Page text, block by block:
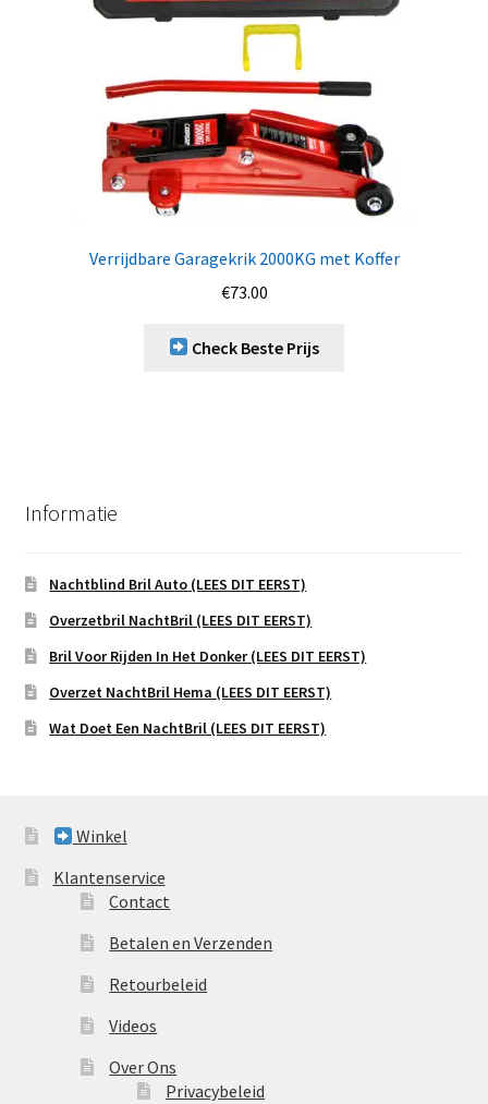
Verrijdbare Garagekrik 2000KG met Koffer
€73.00
Check Beste Prijs
Informatie
Nachtblind Bril Auto (LEES DIT EERST)
Overzetbril NachtBril (LEES DIT EERST)
Bril Voor Rijden In Het Donker (LEES DIT EERST)
Overzet NachtBril Hema (LEES DIT EERST)
Wat Doet Een NachtBril (LEES DIT EERST)
Winkel
Klantenservice
Contact
Betalen en Verzenden
Retourbeleid
Videos
Over Ons
Privacybeleid